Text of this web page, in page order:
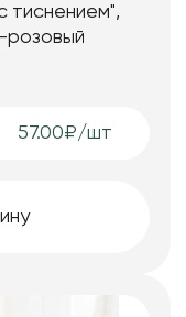
тиснением",
розовый
57.00₽/шт